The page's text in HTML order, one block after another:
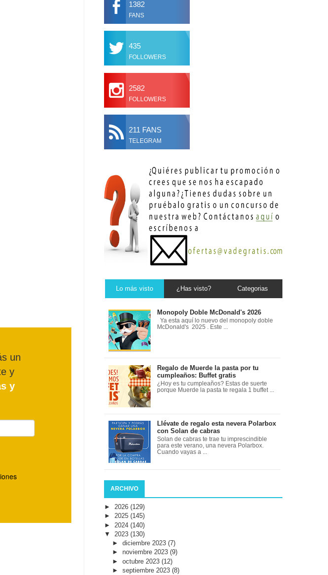
1382
FANS
435
FOLLOWERS
2582
FOLLOWERS
211 FANS
TELEGRAM
Lo más visto ¿Has visto? Categorias
Monopoly Doble McDonald's 2026
Ya esta aquí lo nuevo del monopoly doble
McDonald's 2025 . Este ...
Regalo de Muerde la pasta por tu
cumpleaños: Buffet gratis
¿Hoy es tu cumpleaños? Estas de suerte
porque Muerde la pasta te regala 1 buffet ...
Llévate de regalo esta nevera Polarbox
con Solan de cabras
Solan de cabras te trae tu imprescindible
para este verano, una nevera Polarbox.
Cuando vayas a ...
ARCHIVO
► 2026 (129)
► 2025 (145)
► 2024 (140)
▼ 2023 (130)
► diciembre 2023 (7)
► noviembre 2023 (9)
► octubre 2023 (12)
► septiembre 2023 (8)